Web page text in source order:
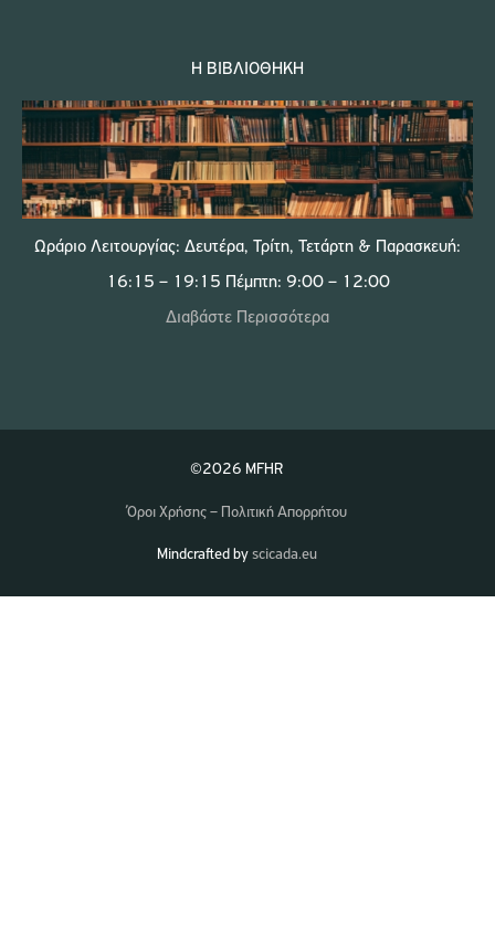
Η ΒΙΒΛΙΟΘΉΚΗ
Ωράριο Λειτουργίας: Δευτέρα, Τρίτη, Τετάρτη & Παρασκευή:
16:15 – 19:15 Πέμπτη: 9:00 – 12:00
Διαβάστε Περισσότερα
©2026 MFHR
Όροι Χρήσης – Πολιτική Απορρήτου
Mindcrafted by scicada.eu